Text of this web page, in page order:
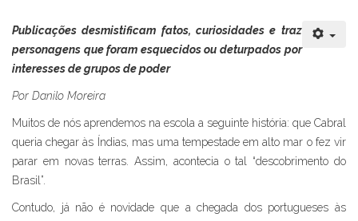
Publicações desmistificam fatos, curiosidades e traz
personagens que foram esquecidos ou deturpados por
interesses de grupos de poder
Por Danilo Moreira
Muitos de nós aprendemos na escola a seguinte história: que Cabral
queria chegar às Índias, mas uma tempestade em alto mar o fez vir
parar em novas terras. Assim, acontecia o tal “descobrimento do
Brasil”.
Contudo, já não é novidade que a chegada dos portugueses às